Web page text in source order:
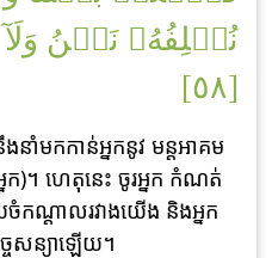
نُخۡلِفُهُۥ نَحۡنُ وَلَآ
[٥٨]
នាំមកកាន់អ្នកនូវ មន្ដអាគម
ក)។ ហេតុនេះ ចូរអ្នក កំណត់
កណ្ដាលរវាងយើង និងអ្នក
ចសន្យាឡើយ។